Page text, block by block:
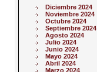
Diciembre 2024
Noviembre 2024
Octubre 2024
Septiembre 2024
Agosto 2024
Julio 2024
Junio 2024
Mayo 2024
Abril 2024
Marzo 2024